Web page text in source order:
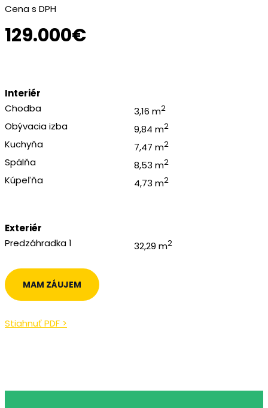
Cena s DPH
129.000€
Interiér
Chodba
3,16 m2
Obývacia izba 9,84 m2
Kuchyňa 7,47 m2
Spálňa 8,53 m2
Kúpeľňa 4,73 m2
Exteriér
Predzáhradka 1
32,29 m2
MAM ZÁUJEM
Stiahnuť PDF >